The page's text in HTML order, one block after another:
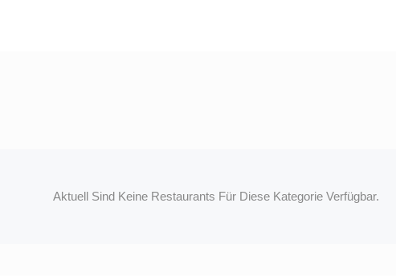
Aktuell Sind Keine Restaurants Für Diese Kategorie Verfügbar.